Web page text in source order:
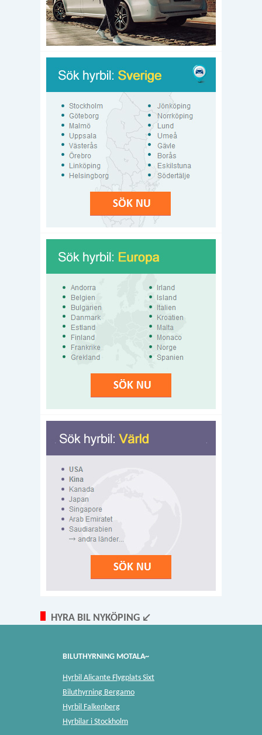
HYRA BIL NYKÖPING ↙
BILUTHYRNING MOTALA~
Hyrbil Alicante Flygplats Sixt
Biluthyrning Bergamo
Hyrbil Falkenberg
Hyrbilar i Stockholm